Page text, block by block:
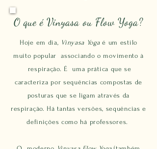
O que é Vinyasa ou Flow Yoga?
Hoje em dia, Vinyasa Yogaé um estilo
muito popular associando o movimento à
respiração. É uma prática que se
caracteriza por sequências compostas de
posturas que se ligam através da
respiração. Há tantas versões, sequências e
definições como há professores.